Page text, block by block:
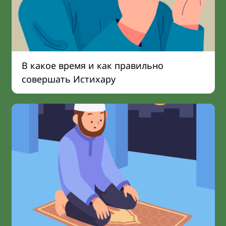
В какое время и как правильно
совершать Истихару